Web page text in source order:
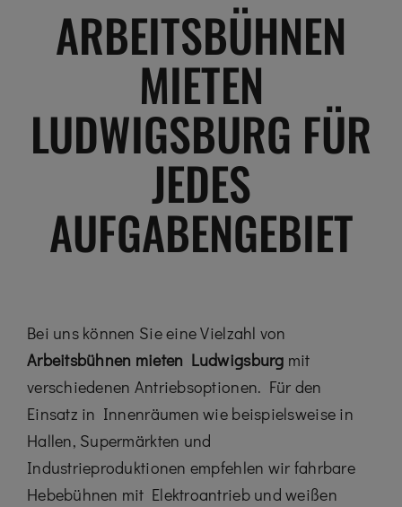
ARBEITSBÜHNEN
MIETEN
LUDWIGSBURG FÜR
JEDES
AUFGABENGEBIET
Bei uns können Sie eine Vielzahl von
Arbeitsbühnen mieten Ludwigsburg mit
verschiedenen Antriebsoptionen. Für den
Einsatz in Innenräumen wie beispielsweise in
Hallen, Supermärkten und
Industrieproduktionen empfehlen wir fahrbare
Hebebühnen mit Elektroantrieb und weißen